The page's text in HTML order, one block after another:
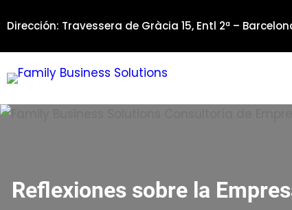
al
contenido
Dirección: Travessera de Gràcia 15, Entl 2ª –
Reflexiones sobre la